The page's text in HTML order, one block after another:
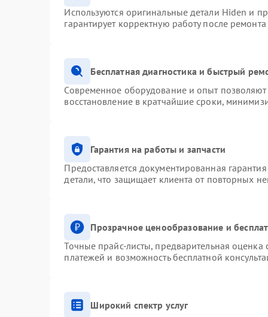
Используются оригинальные детали Hiden и
гарантирует корректную работу после
Бесплатная диагностика и быстрый
Современное оборудование и опыт позволяют
восстановление в кратчайшие сроки,
Гарантия на работы и запчасти
Предоставляется документированная
детали, что защищает клиента от повторных
Прозрачное ценообразование и
Точные прайс-листы, предварительная оценка
платежей и возможность бесплатной
Широкий спектр услуг